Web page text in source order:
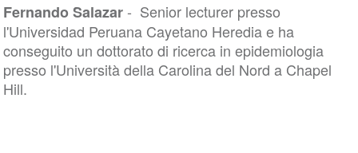
Fernando Salazar- Senior lecturer presso
l'Universidad Peruana Cayetano Heredia e ha
conseguito un dottorato di ricerca in epidemiologia
presso l'Università della Carolina del Nord a Chapel
Hill.